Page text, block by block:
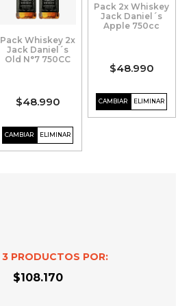
Pack 2x Whiskey
Jack Daniel´s
Apple 750cc
$48.990
Pack Whiskey 2x
Jack Daniel´s
Old N°7 750CC
$48.990
3 PRODUCTOS POR:
$108.170